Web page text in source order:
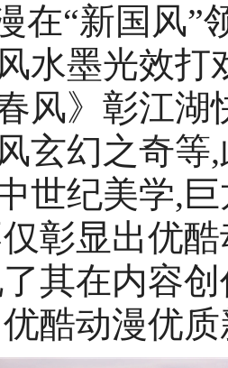
在“新国风”
水墨光效
风》彰江湖
玄幻之奇
世纪美学,
彰显出优
其在内容
酷动漫优